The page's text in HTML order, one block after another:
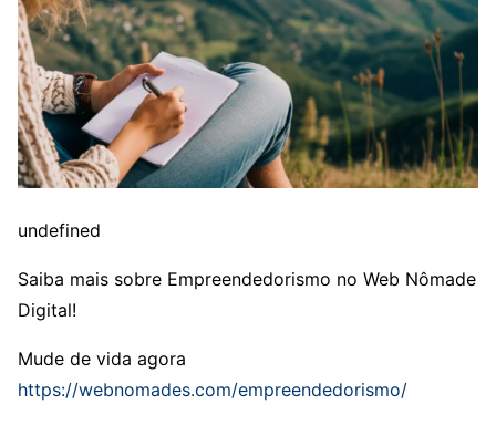
undefined
Saiba mais sobre Empreendedorismo no Web Nômade
Digital!
Mude de vida agora
https://webnomades.com/empreendedorismo/